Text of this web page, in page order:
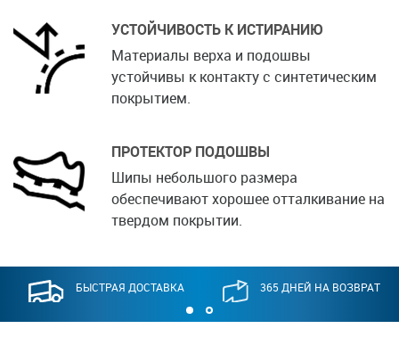
УСТОЙЧИВОСТЬ К ИСТИРАНИЮ
Материалы верха и подошвы
устойчивы к контакту с синтетическим
покрытием.
ПРОТЕКТОР ПОДОШВЫ
Шипы небольшого размера
обеспечивают хорошее отталкивание на
твердом покрытии.
БЫСТРАЯ ДОСТАВКА 365 ДНЕЙ НА ВОЗВРАТ